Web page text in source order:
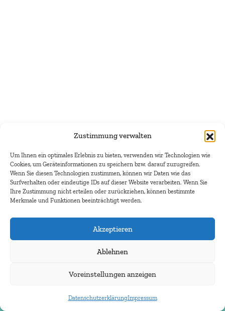
Zustimmung verwalten
Um Ihnen ein optimales Erlebnis zu bieten, verwenden wir Technologien wie
Cookies, um Geräteinformationen zu speichern bzw. darauf zuzugreifen.
Wenn Sie diesen Technologien zustimmen, können wir Daten wie das
Surfverhalten oder eindeutige IDs auf dieser Website verarbeiten. Wenn Sie
Ihre Zustimmung nicht erteilen oder zurückziehen, können bestimmte
Merkmale und Funktionen beeinträchtigt werden.
Akzeptieren
Ablehnen
Voreinstellungen anzeigen
DatenschutzerklärungImpressum
Kontakt